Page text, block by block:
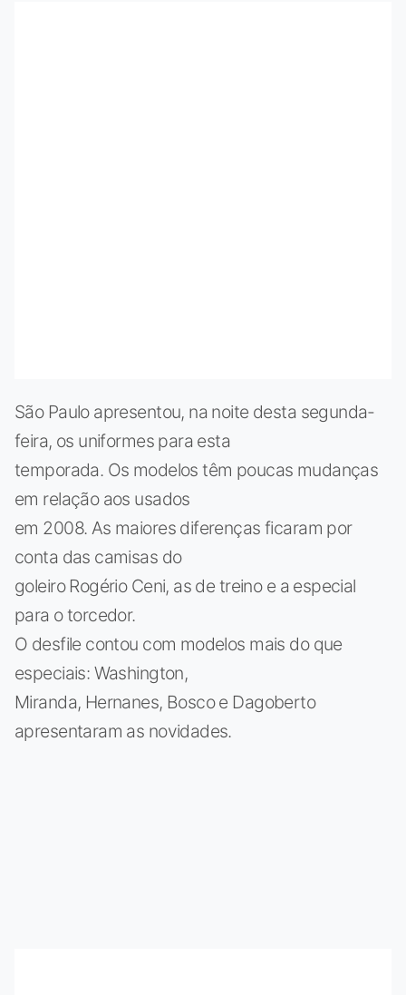
São Paulo apresentou, na noite desta segunda-
feira, os uniformes para esta
temporada. Os modelos têm poucas mudanças
em relação aos usados
em 2008. As maiores diferenças ficaram por
conta das camisas do
goleiro Rogério Ceni, as de treino e a especial
para o torcedor.
O desfile contou com modelos mais do que
especiais: Washington,
Miranda, Hernanes, Bosco e Dagoberto
apresentaram as novidades.